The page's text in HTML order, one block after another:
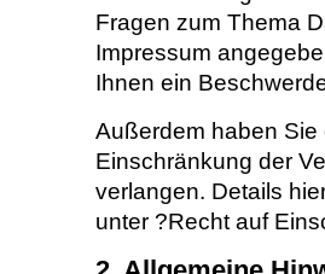
Fragen zum Thema
Impressum
Ihnen ein
Außerdem haben
Einschränkung der
verlangen. Details
unter ?Recht auf